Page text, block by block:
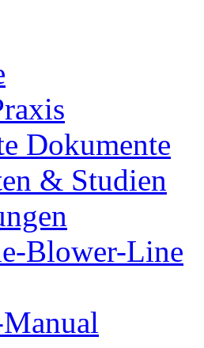
Dokumente
& Studien
Blower-Line